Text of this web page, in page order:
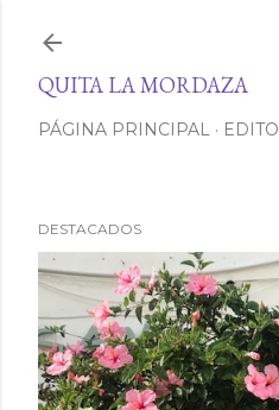
QUITA LA MORDAZA
PÁGINA PRINCIPAL
DESTACADOS